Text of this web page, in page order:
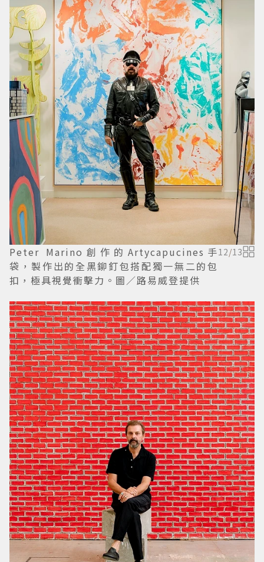
Peter Marino創作的Artycapucines手
袋，製作出的全黑鉚釘包搭配獨一無二的包
扣，極具視覺衝擊力。圖／路易威登提供
12/13